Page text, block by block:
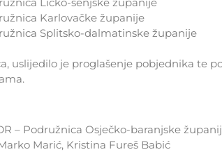
Karlovačke županije
Splitsko-dalmatinske županije
uslijedilo je proglašenje pobjednika te
– Podružnica Osječko-baranjske
Marić, Kristina Fureš Babić